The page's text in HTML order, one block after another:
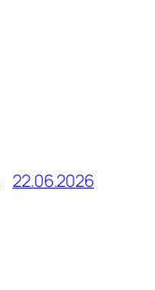
22.06.2026